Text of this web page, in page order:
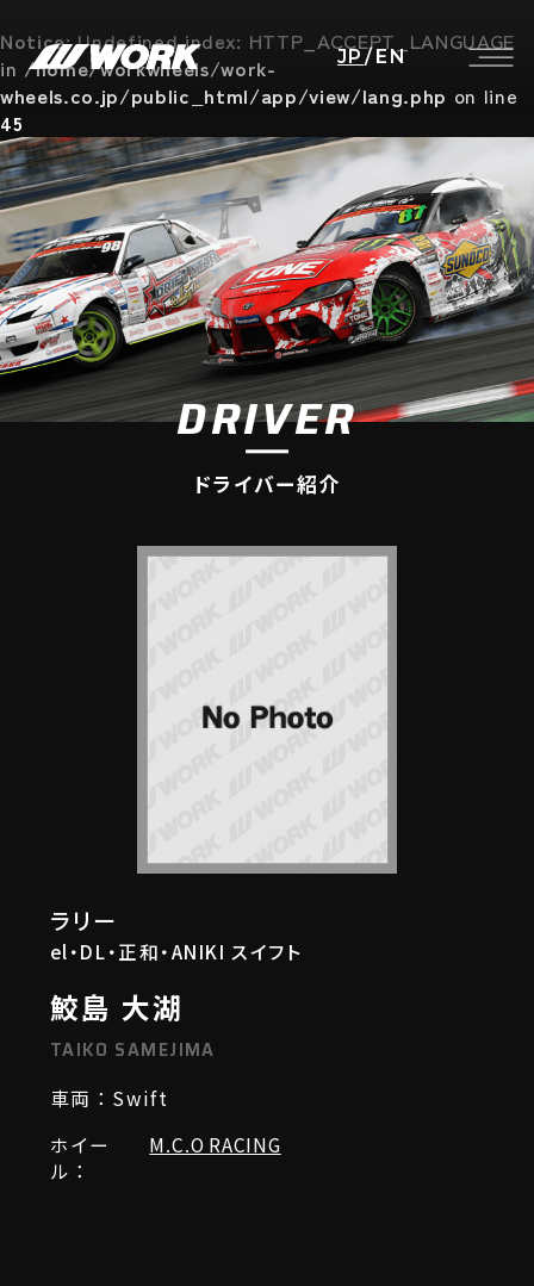
Notice: Undefined index: HTTP_ACCEPT_LANGUAGE
in /home/workwheels/work-
wheels.co.jp/public_html/app/view/lang.php on line
45
JP / EN
DRIVER
ドライバー紹介
ラリー
el・DL・正和・ANIKI スイフト
鮫島 大湖
TAIKO SAMEJIMA
車両：Swift
ホイー
ル：
M.C.O RACING